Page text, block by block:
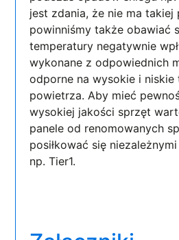
jest zdania, że nie ma takiej
powinniśmy także obawiać
temperatury negatywnie
wykonane z odpowiednich
odporne na wysokie i niskie
powietrza. Aby mieć
wysokiej jakości sprzęt
panele od renomowanych
posiłkować się
np. Tier1.